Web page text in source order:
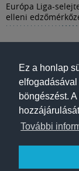
Ez a honlap
böngészést.
További
Európa Liga-
elleni